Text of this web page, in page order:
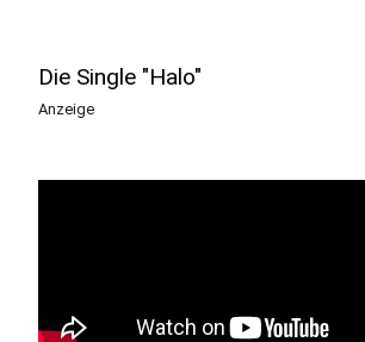
Die Single "Halo"
Anzeige